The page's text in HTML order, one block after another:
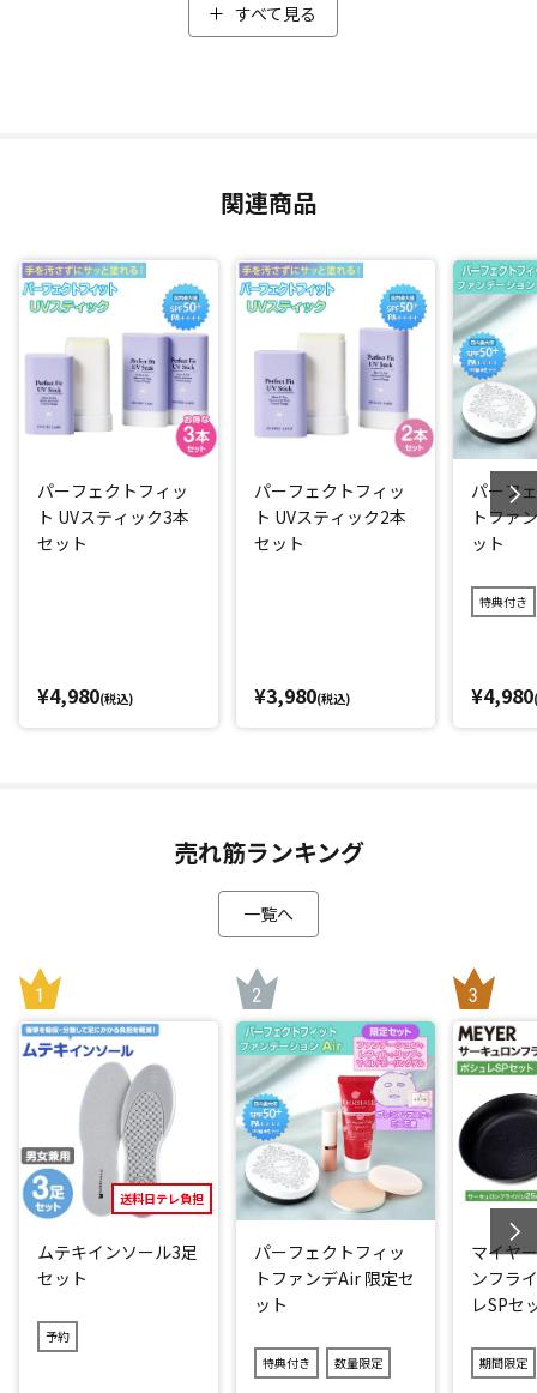
もササッと簡単に塗れて、伸ばした瞬間お肌にピタッと密
日焼け止め効果は、「SPF50＋、PA＋＋＋＋」と国内最大
値！夏の強い日差しから紫外線をしっかりカットします。
汗や皮脂に強い処方なのに、専用のクレンジングは不要！普
段お使いのボディソープや洗顔で簡単に落とすことができま
す。
メイク下地としても使えるので、既存のパーフェクトフィッ
トファンデーションとのダブル使いもオススメです！
美容成分もたっぷり配合
ールなどをぜいたくに配合。(*3)美容成分たっぷりな成分を
広くお使いいただけます！(*4)
・ビタミンＣ：アスコルビン酸／皮膚コンディショニング
・低分子コラーゲン：加水分解コラーゲン／皮膚コンディ
・7種のヒアルロン酸：ヒアルロン酸Na、ヒアルロン酸ク
ロスポリマーNa、ヒアルロン酸、ヒアルロン酸K、加水分解
ヒアルロン酸Na、加水分解ヒアルロン酸、ヒアルロン酸ヒド
ロキシプロピルトリモニウム／皮膚コンディショニング剤(う
るおい)
・レチノール：皮膚コンディショニング剤(ハリ・弾力)
*4：1～18歳による使用試験済み(N＝21) ※全ての方に皮膚
刺激が発生しないということではありません。
すべて見る
閉じる
関連商品
パーフェクトフィッ
ト UVスティック3本
セット
¥4,980(税込)
パーフェクトフィッ
ト UVスティック2本
セット
¥3,980(税込)
パーフ
トファ
ット
特典付き
¥4,980
売れ筋ランキング
一覧へ
送料日テレ負担
ムテキインソール3足
セット
予約
パーフェクトフィッ
トファンデAir 限定セ
ット
特典付き 数量限定
マイヤ
ンフラ
レSPセ
期間限定